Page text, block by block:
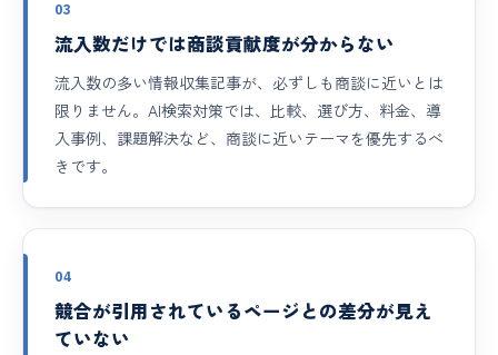
03
流入数だけでは商談貢献度が分からない
流入数の多い情報収集記事が、必ずしも商談に近いとは
限りません。AI検索対策では、比較、選び方、料金、導
入事例、課題解決など、商談に近いテーマを優先するべ
きです。
04
競合が引用されているページとの差分が見え
ていない